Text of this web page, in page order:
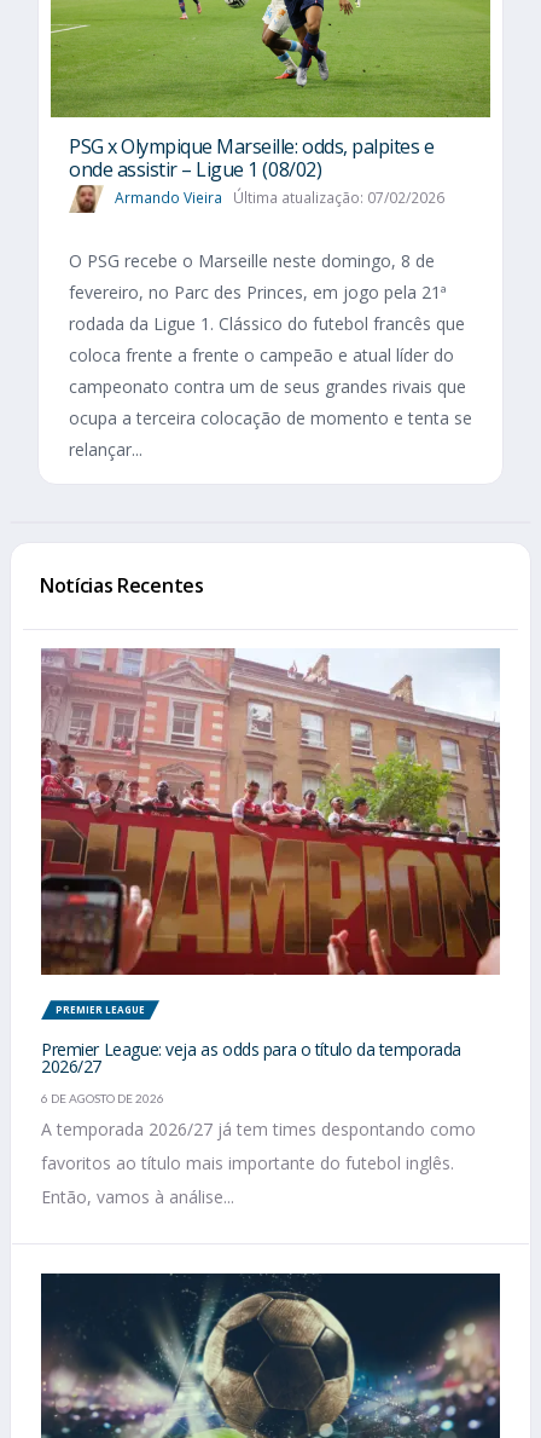
PSG x Olympique Marseille: odds, palpites e
onde assistir – Ligue 1 (08/02)
Armando Vieira Última atualização: 07/02/2026
O PSG recebe o Marseille neste domingo, 8 de
fevereiro, no Parc des Princes, em jogo pela 21ª
rodada da Ligue 1. Clássico do futebol francês que
coloca frente a frente o campeão e atual líder do
campeonato contra um de seus grandes rivais que
ocupa a terceira colocação de momento e tenta se
relançar...
Notícias Recentes
PREMIER LEAGUE
Premier League: veja as odds para o título da temporada
2026/27
6 DE AGOSTO DE 2026
A temporada 2026/27 já tem times despontando como
favoritos ao título mais importante do futebol inglês.
Então, vamos à análise...